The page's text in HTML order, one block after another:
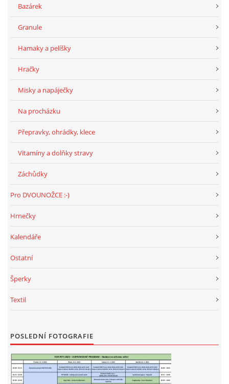
Bazárek
Granule
Hamaky a pelíšky
Hračky
Misky a napáječky
Na procházku
Přepravky, ohrádky, klece
Vitamíny a dolňky stravy
Záchůdky
Pro DVOUNOŽCE :-)
Hrnečky
Kalendáře
Ostatní
Šperky
Textil
POSLEDNÍ FOTOGRAFIE